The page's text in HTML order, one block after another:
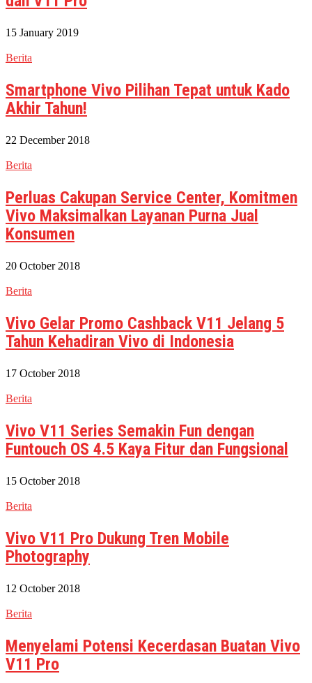
15 January 2019
Berita
Smartphone Vivo Pilihan Tepat untuk Kado
Akhir Tahun!
22 December 2018
Berita
Perluas Cakupan Service Center, Komitmen
Vivo Maksimalkan Layanan Purna Jual
Konsumen
20 October 2018
Berita
Vivo Gelar Promo Cashback V11 Jelang 5
Tahun Kehadiran Vivo di Indonesia
17 October 2018
Berita
Vivo V11 Series Semakin Fun dengan
Funtouch OS 4.5 Kaya Fitur dan Fungsional
15 October 2018
Berita
Vivo V11 Pro Dukung Tren Mobile
Photography
12 October 2018
Berita
Menyelami Potensi Kecerdasan Buatan Vivo
V11 Pro